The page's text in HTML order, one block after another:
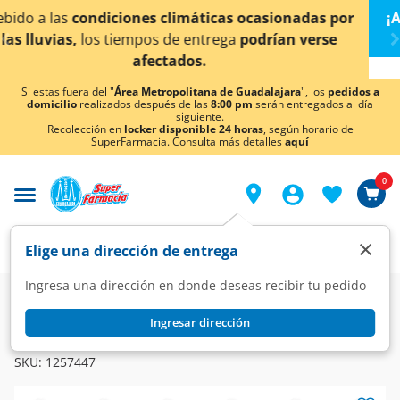
< div class="carousel-inner">
por
verse
¡Ahora también en Aguascalientes!
conocer detalles.
Si estas fuera del "Área Metropolitana de Guadalajara", los pedidos a
domicilio realizados después de las8:00 pm serán entregados al día
siguiente.
Recolección en locker disponible 24 horas, según horario de
SuperFarmacia. Consulta más detallesaquí
Elige una dirección de entrega
Ingresa una dirección en donde deseas recibir tu pedido
Ingresar dirección
×
0
Dermo Cuidado especializado Bebés
Mustela Gel de Baño Suave Cuerpo y Cabello, 500 ml.
SKU: 1257447